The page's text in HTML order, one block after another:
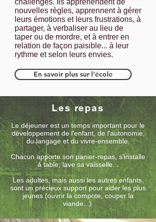
challenges.
Ils appréhendent de
nouvelles règles, apprennent à gérer
leurs émotions et leurs frustrations, à
partager, à verbaliser au lieu de
taper ou de mordre, et à entrer en
relation de façon paisible... à leur
rythme et selon leurs envies.
En savoir plus sur l'école
Les repas
Le déjeuner est un temps important pour le
développement de l'enfant, de l'autonomie,
du langage et du vivre-ensemble.
Chacun apporte son panier-repas, s'installe
à table, lave sa vaisselle...
Les adultes, mais aussi les autres enfants,
sont un précieux support pour aider les plus
jeunes (ouvrir la compote, couper la
viande...).